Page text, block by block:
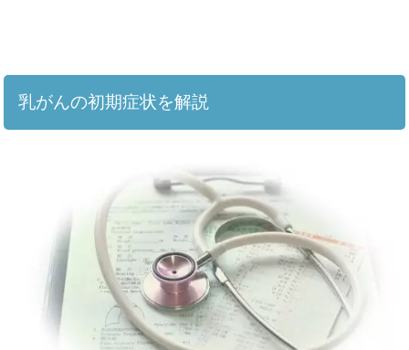
乳がんの初期症状を解説